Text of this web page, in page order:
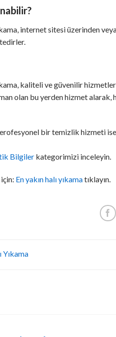
internet sitesi üzerinden
kaliteli ve güvenilir
olan bu yerden hizmet alarak,
bir temizlik hizmeti
Bilgiler kategorimizi inceleyin.
En yakın halı yıkamatıklayın.
Yıkama